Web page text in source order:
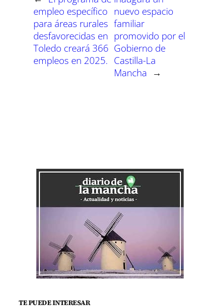
empleo específico
para áreas rurales
desfavorecidas en
Toledo creará 366
empleos en 2025.
nuevo espacio
familiar
promovido por el
Gobierno de
Castilla-La
Mancha →
TE PUEDE INTERESAR